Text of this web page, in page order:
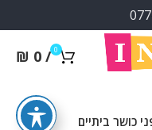
0
/
₪ 0
כושר ביתיים